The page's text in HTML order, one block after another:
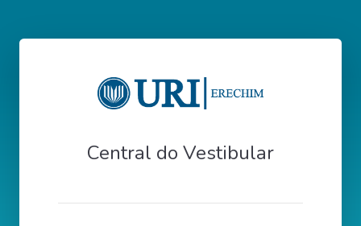
Central do Vestibular